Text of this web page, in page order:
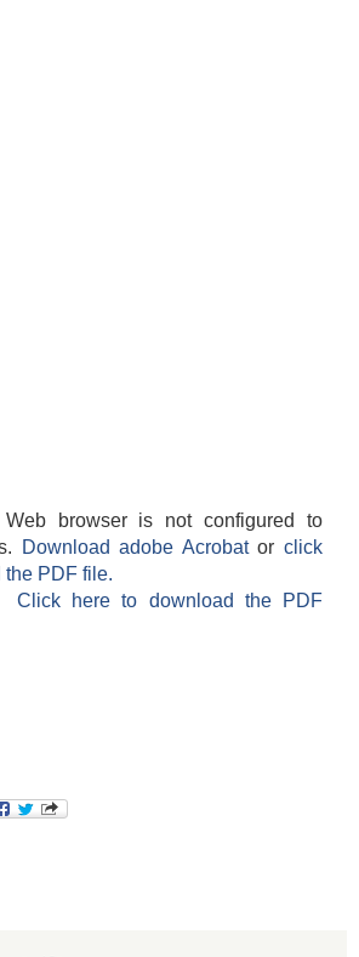
Web browser is not configured to
Download adobe Acrobatorclick
the PDF file.
Click here to download the PDF